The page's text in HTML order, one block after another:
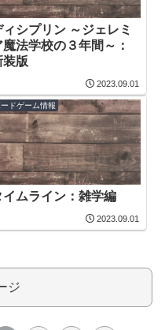
ィシプリン ～ジェレミ
魔法学校の３年間～：
装版
2023.09.01
ードゲーム情報
イムライン：雑学編
2023.09.01
ジ